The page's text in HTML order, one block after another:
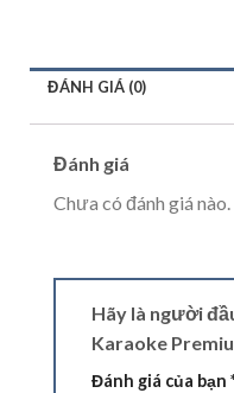
ĐÁNH GIÁ (0)
Đánh giá
Chưa có đánh giá nào.
Hãy là người
Karaoke
Đánh giá của bạn